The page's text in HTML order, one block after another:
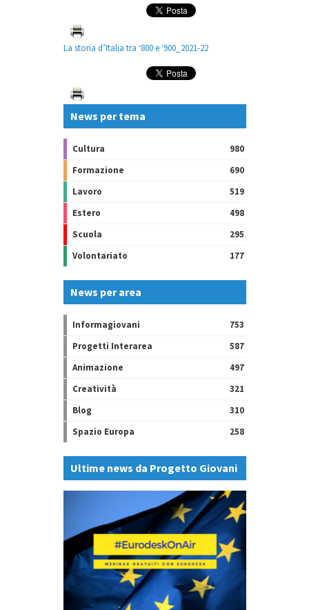
La storia d’Italia tra ‘800 e ‘900_2021-22
News per tema
Cultura
980
Formazione
690
Lavoro
519
Estero
498
Scuola
295
Volontariato
177
News per area
Informagiovani
753
Progetti Interarea
587
Animazione
497
Creatività
321
Blog
310
Spazio Europa
258
Ultime news da Progetto Giovani